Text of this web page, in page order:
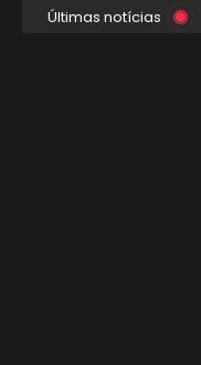
Últimas notícias